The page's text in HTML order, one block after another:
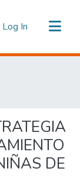
Log In (current)
DE